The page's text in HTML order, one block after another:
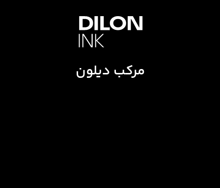
مرکب دیلون